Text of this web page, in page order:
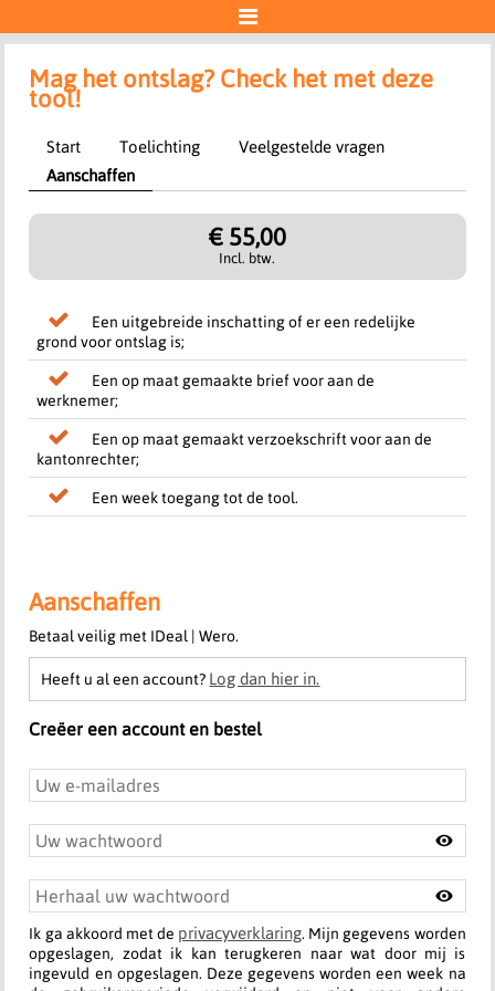

Account
Aan de slag
Mag het ontslag? Check het met deze
tool!
Start Toelichting
Veelgestelde vragen
Aanschaffen
€ 55,00
Incl. btw.
Een uitgebreide inschatting of er een redelijke
grond voor ontslag is;
Een op maat gemaakte brief voor aan de
werknemer;
Een op maat gemaakt verzoekschrift voor aan de
kantonrechter;
Een week toegang tot de tool.
Aanschaffen
Betaal veilig met IDeal | Wero.
Heeft u al een account? Log dan hier in.
Creëer een account en bestel
Ik ga akkoord met de privacyverklaring. Mijn gegevens worden
opgeslagen, zodat ik kan terugkeren naar wat door mij is
ingevuld en opgeslagen. Deze gegevens worden een week na